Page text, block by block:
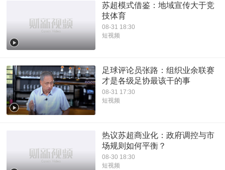
苏超模式借鉴：地域宣传大于竞
技体育
08-31 18:30
短视频
足球评论员张路：组织业余联赛
才是各级足协最该干的事
08-31 17:30
短视频
热议苏超商业化：政府调控与市
场规则如何平衡？
08-30 18:30
短视频